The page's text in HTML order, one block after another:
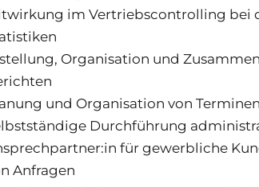
im Vertriebscontrolling bei
Organisation und
und Organisation von
Durchführung
für gewerbliche
Anfragen